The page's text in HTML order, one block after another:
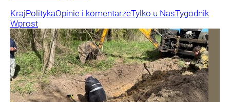
KrajPolitykaOpinie i komentarzeTylko u NasTygodnik
Wprost